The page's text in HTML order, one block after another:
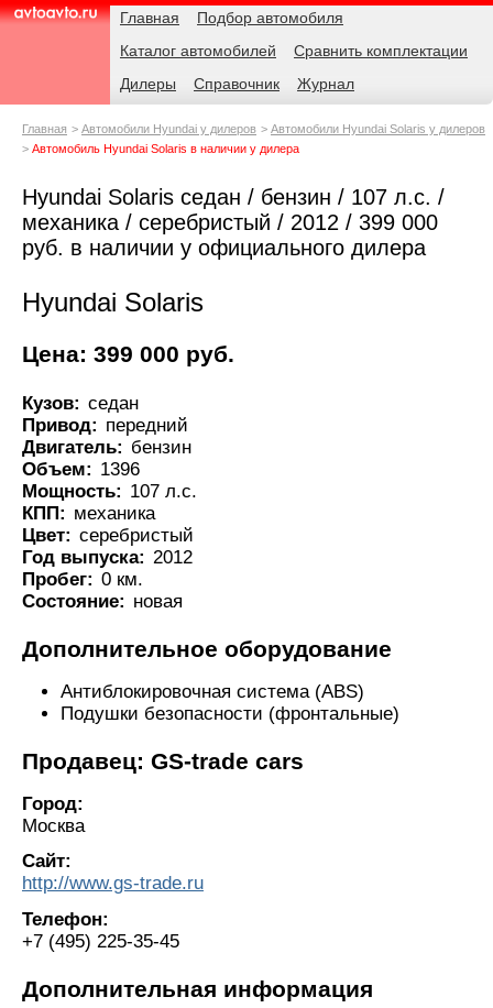
AvtoAvto.ru
Навигация Главная
Подбор автомобиля
Каталог автомобилей
Сравнить комплектации
Дилеры
Справочник Журнал
Родительские
Главная Автомобили Hyundai у дилеров
Автомобили Hyundai Solaris у дилеров
Автомобиль Hyundai Solaris в наличии у дилера
Hyundai Solaris седан / бензин / 107 л.с. /
механика / серебристый / 2012 / 399 000
руб. в наличии у официального дилера
Hyundai Solaris
Цена: 399 000 руб.
Кузов: седан
Привод: передний
Двигатель: бензин
Объем: 1396
Мощность: 107 л.с.
КПП: механика
Цвет: серебристый
Год выпуска: 2012
Пробег: 0 км.
Состояние: новая
Дополнительное оборудование
Антиблокировочная система (ABS)
Подушки безопасности (фронтальные)
Продавец: GS-trade cars
Город:
Москва
Сайт:
http://www.gs-trade.ru
Телефон:
+7 (495) 225-35-45
Дополнительная информация